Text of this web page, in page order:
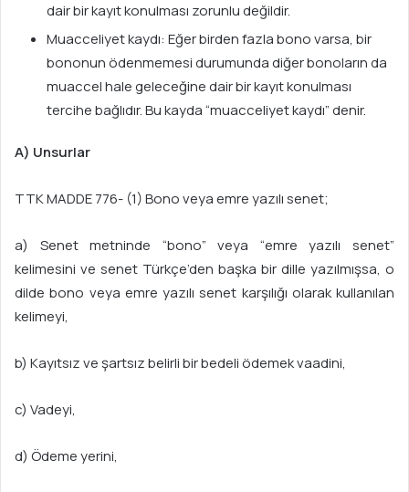
dair bir kayıt konulması zorunlu değildir.
Muacceliyet kaydı: Eğer birden fazla bono varsa, bir
bononun ödenmemesi durumunda diğer bonoların da
muaccel hale geleceğine dair bir kayıt konulması
tercihe bağlıdır. Bu kayda “muacceliyet kaydı” denir.
A) Unsurlar
TTK MADDE 776- (1) Bono veya emre yazılı senet;
a) Senet metninde “bono” veya “emre yazılı senet”
kelimesini ve senet Türkçe’den başka bir dille yazılmışsa, o
dilde bono veya emre yazılı senet karşılığı olarak kullanılan
kelimeyi,
b) Kayıtsız ve şartsız belirli bir bedeli ödemek vaadini,
c) Vadeyi,
d) Ödeme yerini,